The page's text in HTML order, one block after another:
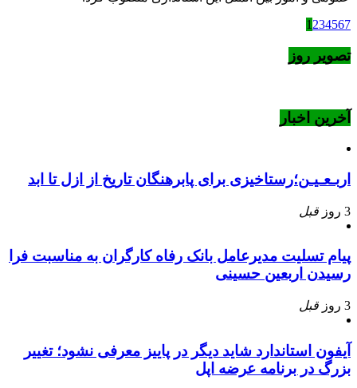
1 234567
تصویر روز
آخرین اخبار
اربـعـیـن؛رستاخیزی برای پابرهنگان تاریخ از ازل تا ابد
3 روز قبل
پیام تسلیت مدیرعامل بانک رفاه کارگران به مناسبت فرا
رسیدن اربعین حسینی
3 روز قبل
آیفون استاندارد شاید دیگر در پاییز معرفی نشود؛ تغییر
بزرگ در برنامه عرضه اپل